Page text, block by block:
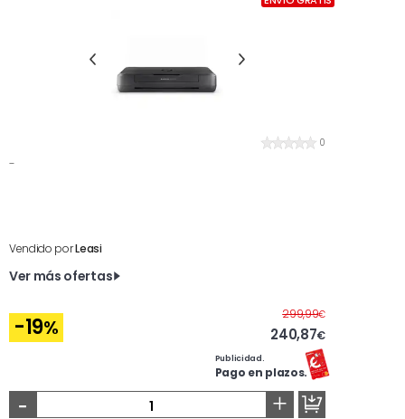
0
-
Vendido porLeasi
Ver más ofertas
-19%
299,99€Antes
240,87€
Publicidad.
Pago en plazos.
- +